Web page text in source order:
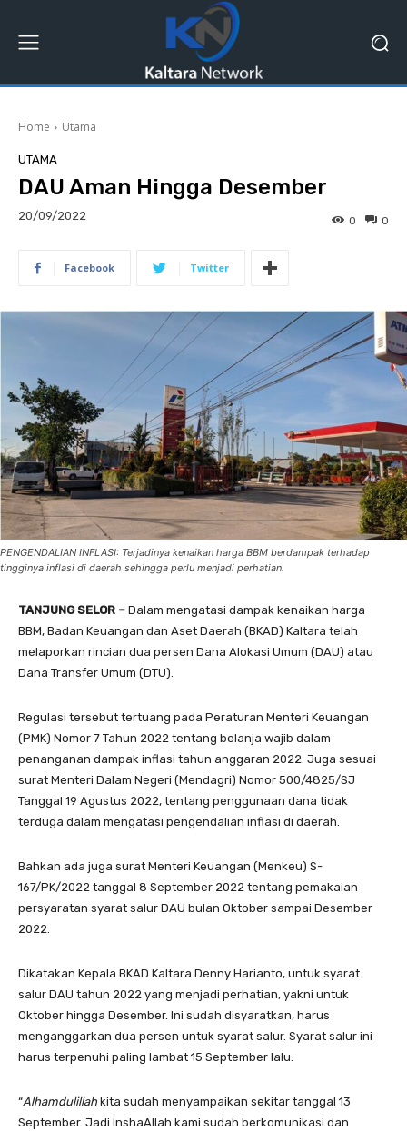
Home Utama
UTAMA
DAU Aman Hingga Desember
20/09/2022 0
0
Facebook Twitter
PENGENDALIAN INFLASI: Terjadinya kenaikan harga BBM berdampak terhadap
tingginya inflasi di daerah sehingga perlu menjadi perhatian.
TANJUNG SELOR – Dalam mengatasi dampak kenaikan harga
BBM, Badan Keuangan dan Aset Daerah (BKAD) Kaltara telah
melaporkan rincian dua persen Dana Alokasi Umum (DAU) atau
Dana Transfer Umum (DTU).
Regulasi tersebut tertuang pada Peraturan Menteri Keuangan
(PMK) Nomor 7 Tahun 2022 tentang belanja wajib dalam
penanganan dampak inflasi tahun anggaran 2022. Juga sesuai
surat Menteri Dalam Negeri (Mendagri) Nomor 500/4825/SJ
Tanggal 19 Agustus 2022, tentang penggunaan dana tidak
terduga dalam mengatasi pengendalian inflasi di daerah.
Bahkan ada juga surat Menteri Keuangan (Menkeu) S-
167/PK/2022 tanggal 8 September 2022 tentang pemakaian
persyaratan syarat salur DAU bulan Oktober sampai Desember
2022.
Dikatakan Kepala BKAD Kaltara Denny Harianto, untuk syarat
salur DAU tahun 2022 yang menjadi perhatian, yakni untuk
Oktober hingga Desember. Ini sudah disyaratkan, harus
menganggarkan dua persen untuk syarat salur. Syarat salur ini
harus terpenuhi paling lambat 15 September lalu.
“Alhamdulillah kita sudah menyampaikan sekitar tanggal 13
September. Jadi InshaAllah kami sudah berkomunikasi dan